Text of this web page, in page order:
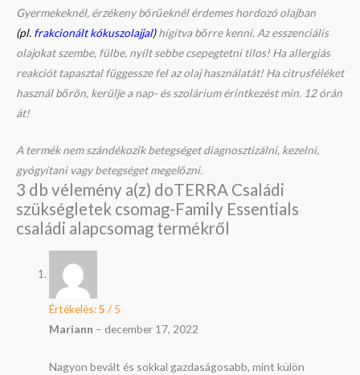
Gyermekeknél, érzékeny bőrűeknél érdemes hordozó olajban
(pl. frakcionált kókuszolajjal)hígítva bőrre kenni. Az esszenciális
olajokat szembe, fülbe, nyílt sebbe csepegtetni tilos! Ha allergiás
reakciót tapasztal függessze fel az olaj használatát! Ha citrusféléket
használ bőrön, kerülje a nap- és szolárium érintkezést min. 12 órán
át!
A termék nem szándékozik betegséget diagnosztizálni, kezelni,
gyógyítani vagy betegséget megelőzni.
3 db vélemény a(z) doTERRA Családi
szükségletek csomag-Family Essentials
családi alapcsomag termékről
Értékelés:5 / 5
Mariann – december 17, 2022
Nagyon bevált és sokkal gazdaságosabb, mint külön